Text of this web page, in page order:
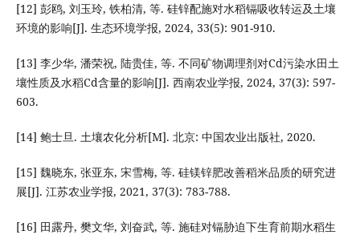
[12] 彭鸥, 刘玉玲, 铁柏清, 等. 硅锌配施对水稻镉吸收转运及土壤
环境的影响[J]. 生态环境学报, 2024, 33(5): 901-910.
[13] 李少华, 潘荣祝, 陆贵佳, 等. 不同矿物调理剂对Cd污染水田土
壤性质及水稻Cd含量的影响[J]. 西南农业学报, 2024, 37(3): 597-
603.
[14] 鲍士旦. 土壤农化分析[M]. 北京: 中国农业出版社, 2020.
[15] 魏晓东, 张亚东, 宋雪梅, 等. 硅镁锌肥改善稻米品质的研究进
展[J]. 江苏农业学报, 2021, 37(3): 783-788.
[16] 田露丹, 樊文华, 刘奋武, 等. 施硅对镉胁迫下生育前期水稻生